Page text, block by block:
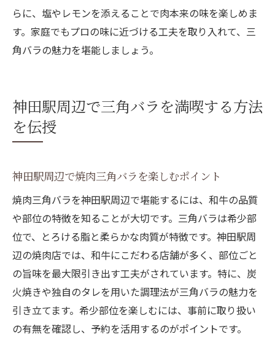
らに、塩やレモンを添えることで肉本来の味を楽しめま
す。家庭でもプロの味に近づける工夫を取り入れて、三
角バラの魅力を堪能しましょう。
神田駅周辺で三角バラを満喫する方法
を伝授
神田駅周辺で焼肉三角バラを楽しむポイント
焼肉三角バラを神田駅周辺で堪能するには、和牛の品質
や部位の特徴を知ることが大切です。三角バラは希少部
位で、とろける脂と柔らかな肉質が特徴です。神田駅周
辺の焼肉店では、和牛にこだわる店舗が多く、部位ごと
の旨味を最大限引き出す工夫がされています。特に、炭
火焼きや独自のタレを用いた調理法が三角バラの魅力を
引き立てます。希少部位を楽しむには、事前に取り扱い
の有無を確認し、予約を活用するのがポイントです。